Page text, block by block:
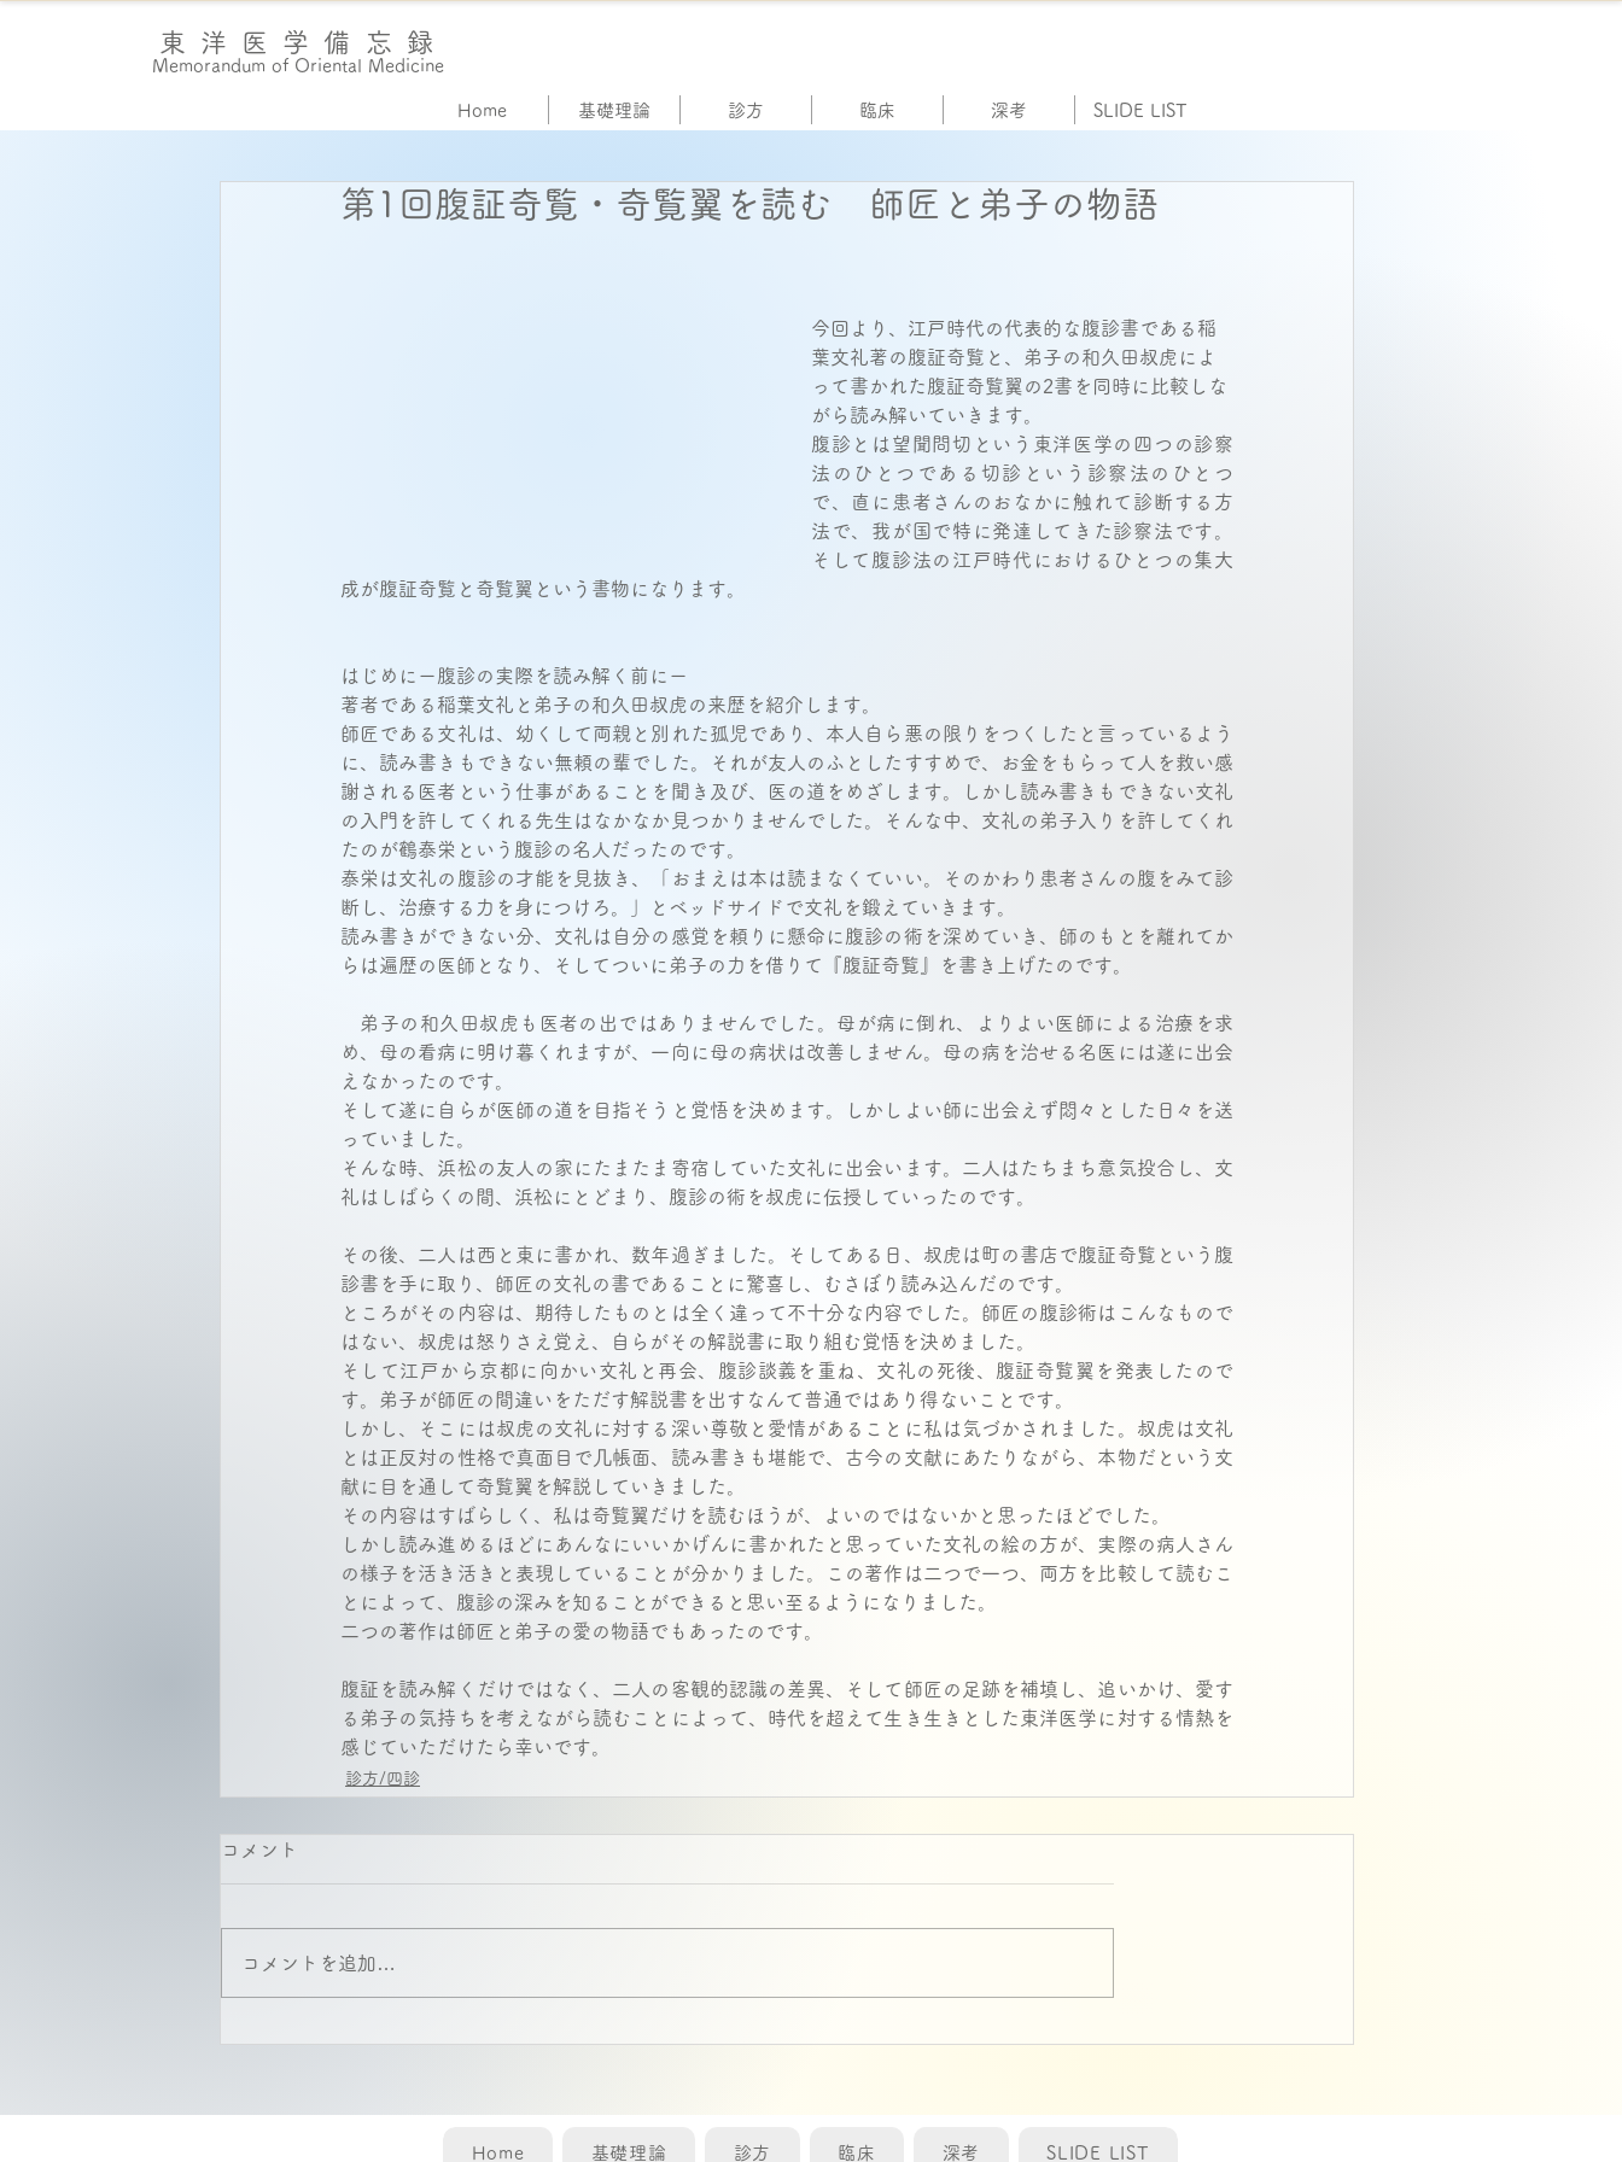
東洋医学備忘録
Memorandum of Oriental Medicine
Home 基礎理論 診方 臨床 深考 SLIDE LIST
第1回腹証奇覧・奇覧翼を読む 師匠と弟子の物語
今回より、江戸時代の代表的な腹診書である稲
葉文礼著の腹証奇覧と、弟子の和久田叔虎によ
って書かれた腹証奇覧翼の2書を同時に比較しな
がら読み解いていきます。
腹診とは望聞問切という東洋医学の四つの診察
法のひとつである切診という診察法のひとつ
で、直に患者さんのおなかに触れて診断する方
法で、我が国で特に発達してきた診察法です。
そして腹診法の江戸時代におけるひとつの集大
成が腹証奇覧と奇覧翼という書物になります。
はじめにー腹診の実際を読み解く前にー
著者である稲葉文礼と弟子の和久田叔虎の来歴を紹介します。
師匠である文礼は、幼くして両親と別れた孤児であり、本人自ら悪の限りをつくしたと言っているよう
に、読み書きもできない無頼の輩でした。それが友人のふとしたすすめで、お金をもらって人を救い感
謝される医者という仕事があることを聞き及び、医の道をめざします。しかし読み書きもできない文礼
の入門を許してくれる先生はなかなか見つかりませんでした。そんな中、文礼の弟子入りを許してくれ
たのが鶴泰栄という腹診の名人だったのです。
泰栄は文礼の腹診の才能を見抜き、「おまえは本は読まなくていい。そのかわり患者さんの腹をみて診
断し、治療する力を身につけろ。」とベッドサイドで文礼を鍛えていきます。
読み書きができない分、文礼は自分の感覚を頼りに懸命に腹診の術を深めていき、師のもとを離れてか
らは遍歴の医師となり、そしてついに弟子の力を借りて『腹証奇覧』を書き上げたのです。
弟子の和久田叔虎も医者の出ではありませんでした。母が病に倒れ、よりよい医師による治療を求
め、母の看病に明け暮くれますが、一向に母の病状は改善しません。母の病を治せる名医には遂に出会
えなかったのです。
そして遂に自らが医師の道を目指そうと覚悟を決めます。しかしよい師に出会えず悶々とした日々を送
っていました。
そんな時、浜松の友人の家にたまたま寄宿していた文礼に出会います。二人はたちまち意気投合し、文
礼はしばらくの間、浜松にとどまり、腹診の術を叔虎に伝授していったのです。
その後、二人は西と東に書かれ、数年過ぎました。そしてある日、叔虎は町の書店で腹証奇覧という腹
診書を手に取り、師匠の文礼の書であることに驚喜し、むさぼり読み込んだのです。
ところがその内容は、期待したものとは全く違って不十分な内容でした。師匠の腹診術はこんなもので
はない、叔虎は怒りさえ覚え、自らがその解説書に取り組む覚悟を決めました。
そして江戸から京都に向かい文礼と再会、腹診談義を重ね、文礼の死後、腹証奇覧翼を発表したので
す。弟子が師匠の間違いをただす解説書を出すなんて普通ではあり得ないことです。
しかし、そこには叔虎の文礼に対する深い尊敬と愛情があることに私は気づかされました。叔虎は文礼
とは正反対の性格で真面目で几帳面、読み書きも堪能で、古今の文献にあたりながら、本物だという文
献に目を通して奇覧翼を解説していきました。
その内容はすばらしく、私は奇覧翼だけを読むほうが、よいのではないかと思ったほどでした。
しかし読み進めるほどにあんなにいいかげんに書かれたと思っていた文礼の絵の方が、実際の病人さん
の様子を活き活きと表現していることが分かりました。この著作は二つで一つ、両方を比較して読むこ
とによって、腹診の深みを知ることができると思い至るようになりました。
二つの著作は師匠と弟子の愛の物語でもあったのです。
腹証を読み解くだけではなく、二人の客観的認識の差異、そして師匠の足跡を補填し、追いかけ、愛す
る弟子の気持ちを考えながら読むことによって、時代を超えて生き生きとした東洋医学に対する情熱を
感じていただけたら幸いです。
診方/四診
コメント
コメントを追加…
Home 基礎理論 診方 臨床 深考 SLIDE LIST